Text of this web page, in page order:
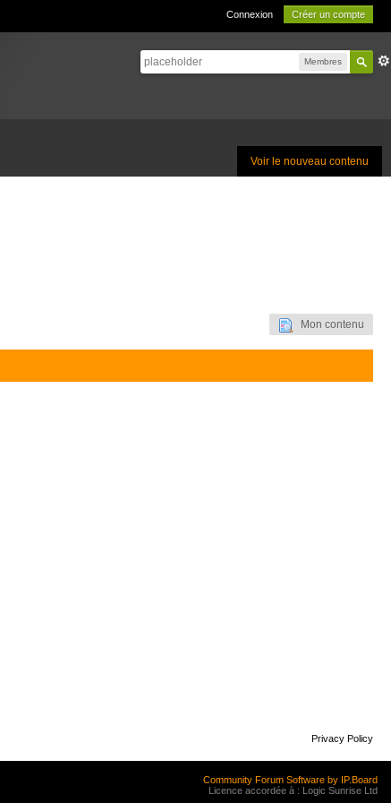
Connexion Créer un compte
Membres
Voir le nouveau contenu
Mon contenu
Privacy Policy
Community Forum Software by IP.Board
Licence accordée à : Logic Sunrise Ltd